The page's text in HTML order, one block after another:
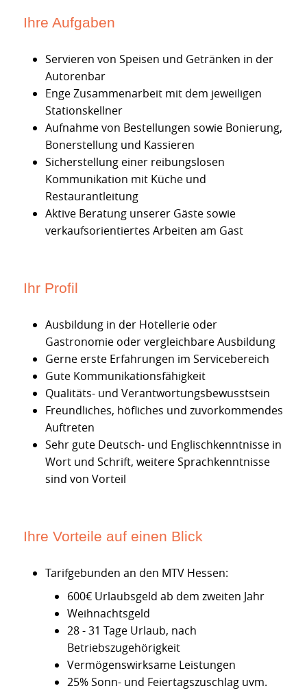
Ihre Aufgaben
Servieren von Speisen und Getränken in der
Autorenbar
Enge Zusammenarbeit mit dem jeweiligen
Stationskellner
Aufnahme von Bestellungen sowie Bonierung,
Bonerstellung und Kassieren
Sicherstellung einer reibungslosen
Kommunikation mit Küche und
Restaurantleitung
Aktive Beratung unserer Gäste sowie
verkaufsorientiertes Arbeiten am Gast
Ihr Profil
Ausbildung in der Hotellerie oder
Gastronomie oder vergleichbare Ausbildung
Gerne erste Erfahrungen im Servicebereich
Gute Kommunikationsfähigkeit
Qualitäts- und Verantwortungsbewusstsein
Freundliches, höfliches und zuvorkommendes
Auftreten
Sehr gute Deutsch- und Englischkenntnisse in
Wort und Schrift, weitere Sprachkenntnisse
sind von Vorteil
Ihre Vorteile auf einen Blick
Tarifgebunden an den MTV Hessen:
600€ Urlaubsgeld ab dem zweiten Jahr
Weihnachtsgeld
28 - 31 Tage Urlaub, nach
Betriebszugehörigkeit
Vermögenswirksame Leistungen
25% Sonn- und Feiertagszuschlag uvm.